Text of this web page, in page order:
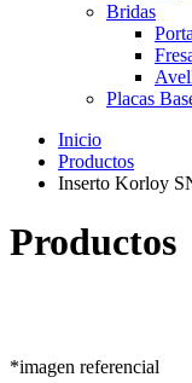
Bridas
Placas
Inicio
Productos
Inserto Korloy
Productos
*imagen referencial